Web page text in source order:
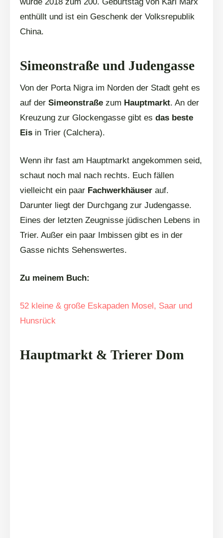
enthüllt und ist ein Geschenk der Volksrepublik
China.
Simeonstraße und Judengasse
Von der Porta Nigra im Norden der Stadt geht es
auf der Simeonstraße zum Hauptmarkt. An der
Kreuzung zur Glockengasse gibt es das beste
Eis in Trier (Calchera).
Wenn ihr fast am Hauptmarkt angekommen seid,
schaut noch mal nach rechts. Euch fällen
vielleicht ein paar Fachwerkhäuser auf.
Darunter liegt der Durchgang zur Judengasse.
Eines der letzten Zeugnisse jüdischen Lebens in
Trier. Außer ein paar Imbissen gibt es in der
Gasse nichts Sehenswertes.
Zu meinem Buch:
52 kleine & große Eskapaden Mosel, Saar und
Hunsrück
Hauptmarkt & Trierer Dom